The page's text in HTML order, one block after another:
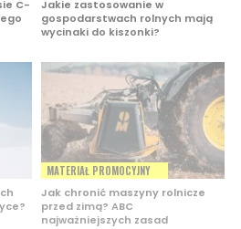
C-
Jakie zastosowanie w
gospodarstwach rolnych mają
wycinaki do kiszonki?
MATERIAŁ PROMOCYJNY
Jak chronić maszyny rolnicze
przed zimą? ABC
najważniejszych zasad